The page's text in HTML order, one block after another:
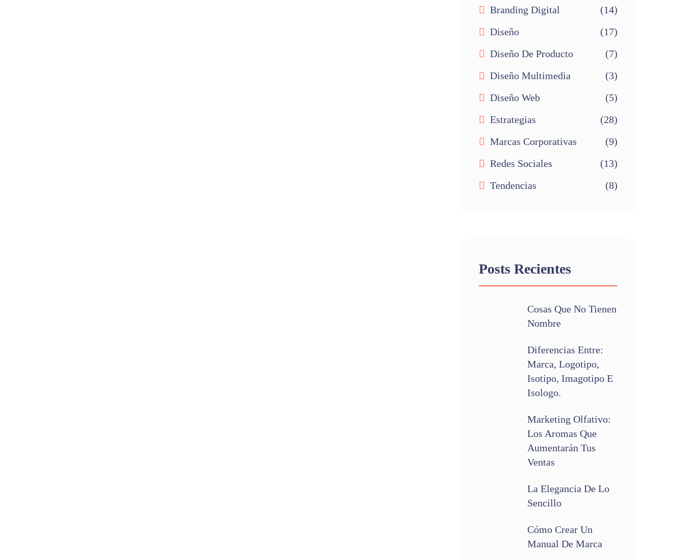
Branding Digital
(14)
Diseño
(17)
Diseño De Producto
(7)
Diseño Multimedia
(3)
Diseño Web
(5)
Estrategias
(28)
Marcas Corporativas
(9)
Redes Sociales
(13)
Tendencias
(8)
Posts Recientes
Cosas Que No Tienen
Nombre
Diferencias Entre:
Marca, Logotipo,
Isotipo, Imagotipo E
Isologo.
Marketing Olfativo:
Los Aromas Que
Aumentarán Tus
Ventas
La Elegancia De Lo
Sencillo
Cómo Crear Un
Manual De Marca